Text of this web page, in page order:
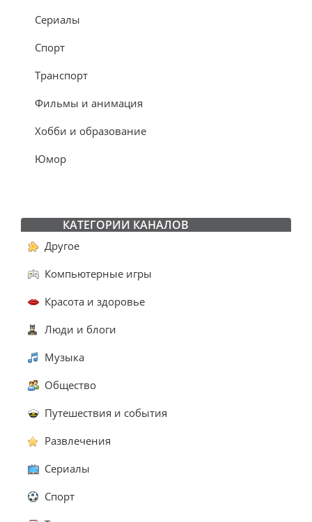
Сериалы
Спорт
Транспорт
Фильмы и анимация
Хобби и образование
Юмор
КАТЕГОРИИ КАНАЛОВ
Другое
Компьютерные игры
Красота и здоровье
Люди и блоги
Музыка
Общество
Путешествия и события
Развлечения
Сериалы
Спорт